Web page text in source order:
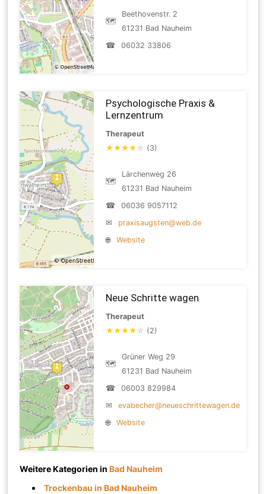
🗺
Beethovenstr. 2
61231 Bad Nauheim
☎
06032 33806
Psychologische Praxis &
Lernzentrum
Therapeut
★★★★ ☆ (3)
🗺
Lärchenweg 26
61231 Bad Nauheim
☎
06036 9057112
✉
praxisaugsten@web.de
🌐
Website
Neue Schritte wagen
Therapeut
★★★★ ☆ (2)
🗺
Grüner Weg 29
61231 Bad Nauheim
☎
06003 829984
✉
evabecher@neueschrittewagen.de
🌐
Website
Weitere Kategorien inBad Nauheim
Trockenbau in Bad Nauheim